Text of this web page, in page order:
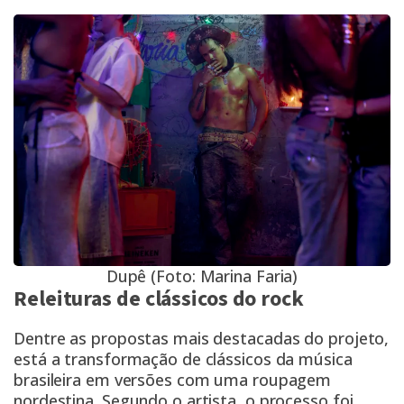
Dupê (Foto: Marina Faria)
Releituras de clássicos do rock
Dentre as propostas mais destacadas do projeto,
está a transformação de clássicos da música
brasileira em versões com uma roupagem